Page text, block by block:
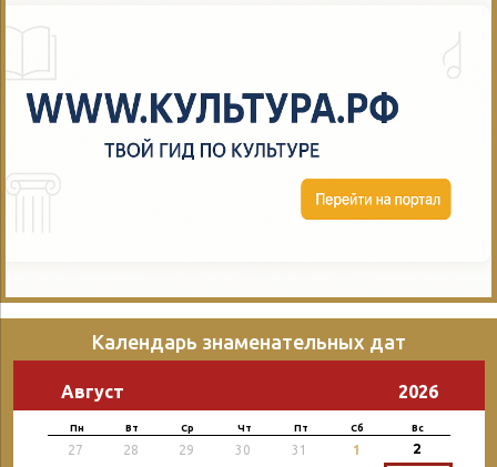
Календарь знаменательных дат
Август 2026
Пн Вт Ср Чт Пт Сб Вс
27 28 29 30 31 1 2